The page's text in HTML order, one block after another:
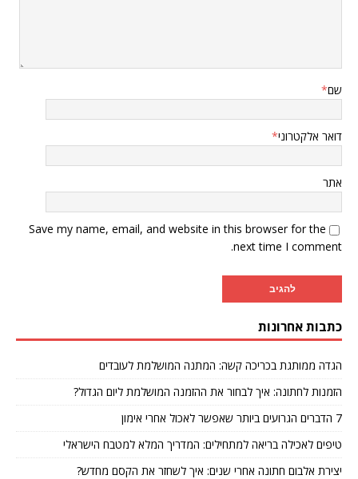
שם*
דואר אלקטרוני*
אתר
Save my name, email, and website in this browser for the
next time I comment.
כתבות אחרונות
הגדה ממותגת בכריכה קשה: המתנה המושלמת לעובדים
הזמנות לחתונה: איך לבחור את ההזמנה המושלמת ליום הגדול?
7 הדברים הגרועים ביותר שאפשר לאכול אחרי אימון
טיפים לאכילה בריאה למתחילים: המדריך המלא למטבח הישראלי
יצירת אלבום חתונה אחרי שנים: איך לשחזר את הקסם מחדש?